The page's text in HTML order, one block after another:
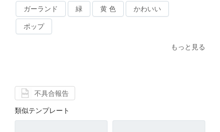
ガーランド 緑 黄 色 かわいい
ポップ
もっと見る
不具合報告
類似テンプレート